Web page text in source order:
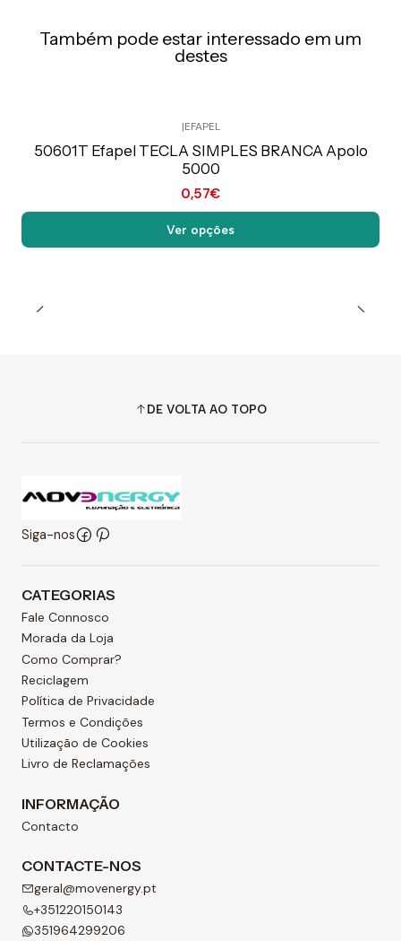
Também pode estar interessado em um
destes
|EFAPEL
50601T Efapel TECLA SIMPLES BRANCA Apolo
5000
0,57€
Ver opções
DE VOLTA AO TOPO
Siga-nos
CATEGORIAS
Fale Connosco
Morada da Loja
Como Comprar?
Reciclagem
Política de Privacidade
Termos e Condições
Utilização de Cookies
Livro de Reclamações
INFORMAÇÃO
Contacto
CONTACTE-NOS
geral@movenergy.pt
+351220150143
351964299206